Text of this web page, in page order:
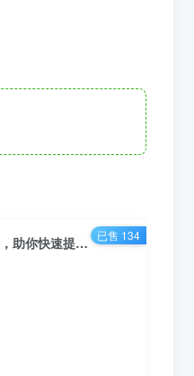
揭秘拼多多运营之道：15节精品课程+2场直播，助你快速提升电商运营水平！ 已售 134